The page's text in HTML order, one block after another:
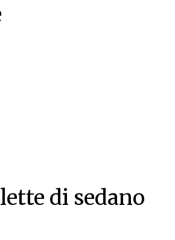
di sedano